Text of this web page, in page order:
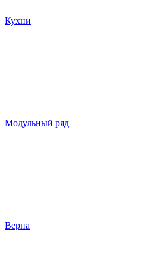
Кухни
Модульный ряд
Верна